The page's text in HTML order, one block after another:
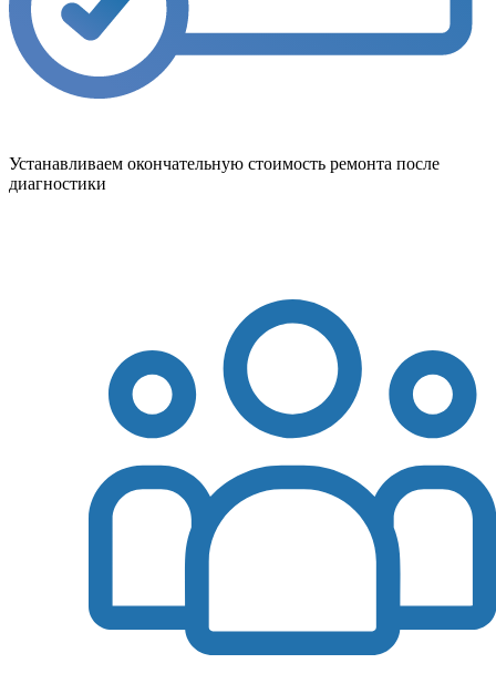
Устанавливаем окончательную стоимость ремонта после
диагностики